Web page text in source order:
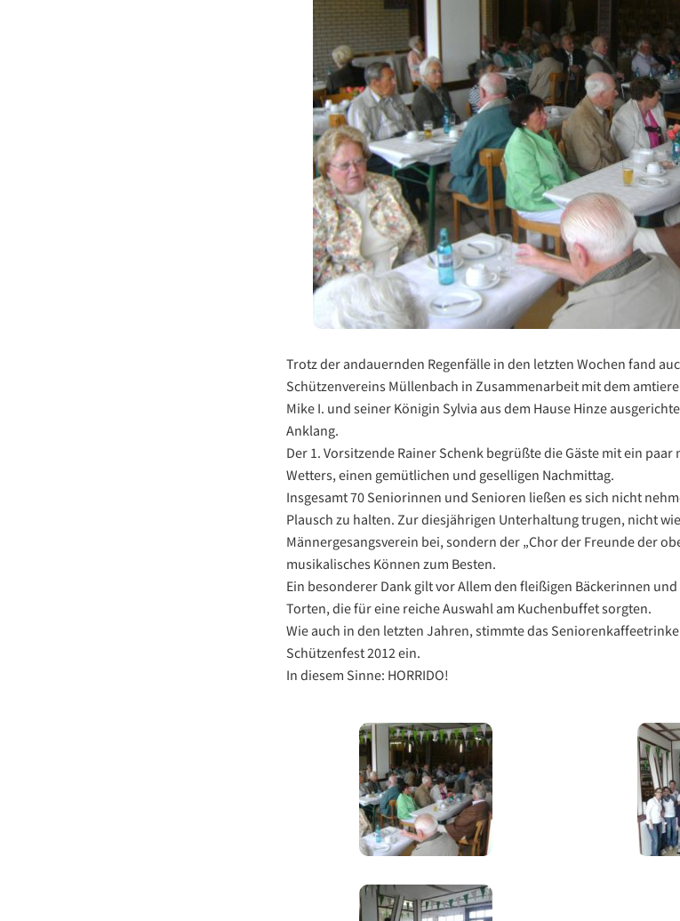
Trotz der andauernden Regenfälle in den letzten Wochen fand
Schützenvereins Müllenbach in Zusammenarbeit mit dem
Mike I. und seiner Königin Sylvia aus dem Hause Hinze
Anklang.
Der 1. Vorsitzende Rainer Schenk begrüßte die Gäste mit ein
Wetters, einen gemütlichen und geselligen Nachmittag.
Insgesamt 70 Seniorinnen und Senioren ließen es sich nicht
Plausch zu halten. Zur diesjährigen Unterhaltung trugen, nicht
Männergesangsverein bei, sondern der „Chor der Freunde der
musikalisches Können zum Besten.
Ein besonderer Dank gilt vor Allem den fleißigen Bäckerinnen
Torten, die für eine reiche Auswahl am Kuchenbuffet sorgten.
Wie auch in den letzten Jahren, stimmte das
Schützenfest 2012 ein.
In diesem Sinne: HORRIDO!